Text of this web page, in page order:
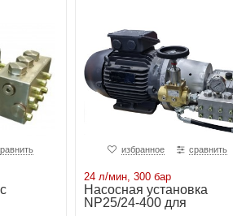
избранное сравнить
24 л/мин, 300 бар
Насосная установка
NP25/24-400 для